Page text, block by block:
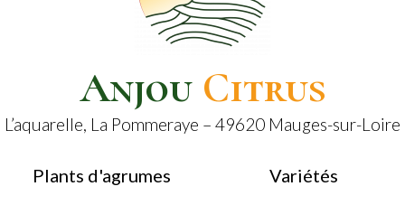
Plants d'agrumes Variétés
Anjou Citrus
L’aquarelle, La Pommeraye – 49620 Mauges-sur-Loire